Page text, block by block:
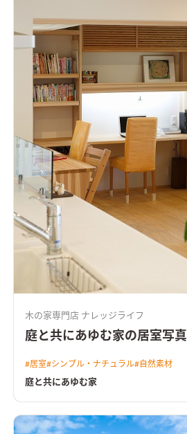
木の家専門店 ナレッジライフ
庭と共にあゆむ家の居室写真
#居室#シンプル・ナチュラル#自然素材
庭と共にあゆむ家